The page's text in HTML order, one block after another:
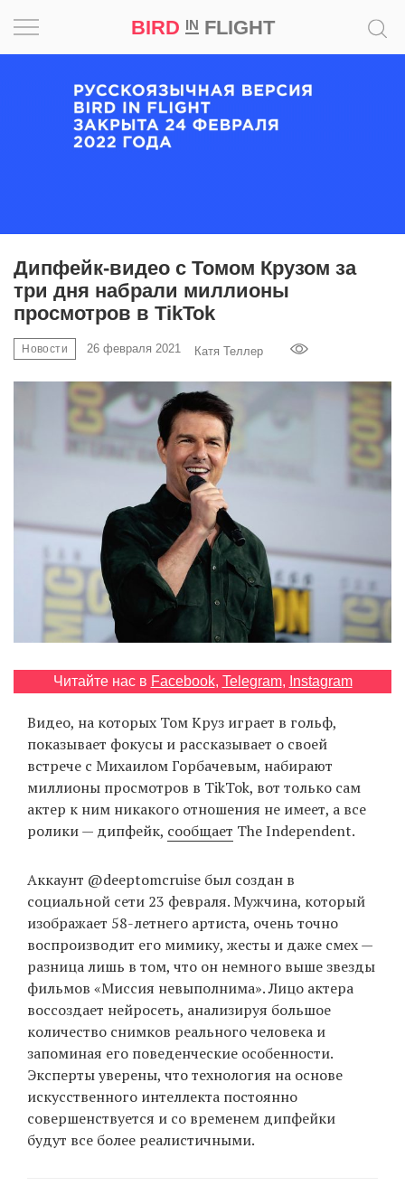
BIRD INFLIGHT
Дипфейк-видео с Томом Крузом за
три дня набрали миллионы
просмотров в TikTok
Новости 26 февраля 2021 Катя Теллер
Читайте нас в Facebook, Telegram, Instagram
Видео, на которых Том Круз играет в гольф,
показывает фокусы и рассказывает о своей
встрече с Михаилом Горбачевым, набирают
миллионы просмотров в TikTok, вот только сам
актер к ним никакого отношения не имеет, а все
ролики — дипфейк, сообщает The Independent.
Аккаунт @deeptomcruise был создан в
социальной сети 23 февраля. Мужчина, который
изображает 58-летнего артиста, очень точно
воспроизводит его мимику, жесты и даже смех —
разница лишь в том, что он немного выше звезды
фильмов «Миссия невыполнима». Лицо актера
воссоздает нейросеть, анализируя большое
количество снимков реального человека и
запоминая его поведенческие особенности.
Эксперты уверены, что технология на основе
искусственного интеллекта постоянно
совершенствуется и со временем дипфейки
будут все более реалистичными.